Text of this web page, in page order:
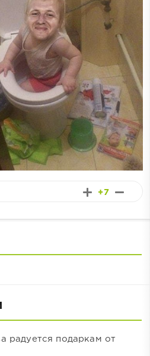
+7
радуется подаркам от